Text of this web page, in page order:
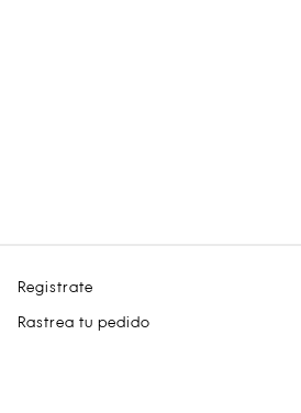
Registrate
Rastrea tu pedido